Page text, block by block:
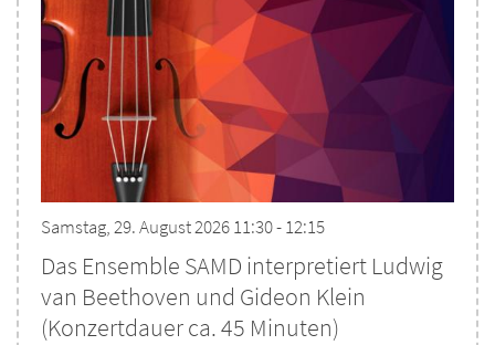
Samstag, 29. August 2026 11:30 - 12:15
Das Ensemble SAMD interpretiert Ludwig
van Beethoven und Gideon Klein
(Konzertdauer ca. 45 Minuten)